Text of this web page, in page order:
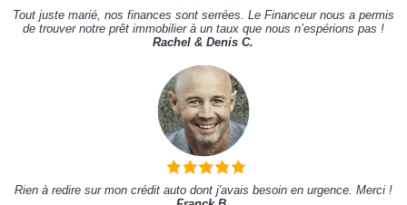
Tout juste marié, nos finances sont serrées. Le Financeur nous a permis
de trouver notre prêt immobilier à un taux que nous n’espérions pas !
Rachel & Denis C.
Rien à redire sur mon crédit auto dont j'avais besoin en urgence. Merci !